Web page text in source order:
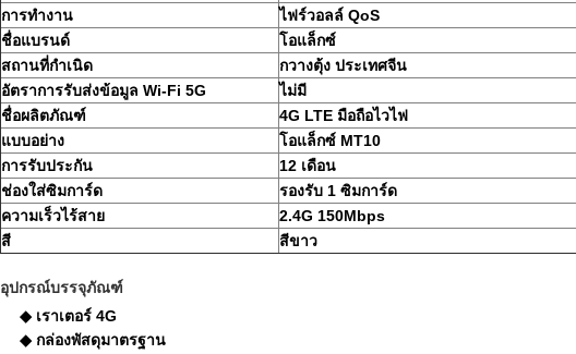
การทำงาน
ไฟร์วอลล์ QoS
ชื่อแบรนด์
โอแล็กซ์
สถานที่กำเนิด
กวางตุ้ง ประเทศจีน
อัตราการรับส่งข้อมูล Wi-Fi 5G
ไม่มี
ชื่อผลิตภัณฑ์
4G LTE มือถือไวไฟ
แบบอย่าง
โอแล็กซ์ MT10
การรับประกัน
12 เดือน
ช่องใส่ซิมการ์ด
รองรับ 1 ซิมการ์ด
ความเร็วไร้สาย
2.4G 150Mbps
สี
สีขาว
อุปกรณ์บรรจุภัณฑ์
◆ เราเตอร์ 4G
◆ กล่องพัสดุมาตรฐาน